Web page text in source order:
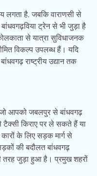
लगता है, जबकि वाराणसी से
ट्रेन से भी जुड़ा है
से यात्रा सुविधाजनक
विकल्प उपलब्ध हैं। यदि
राष्ट्रीय उद्यान तक
जो आपको जबलपुर से बांधवगढ़
टैक्सी किराए पर ले सकते हैं या
के लिए सड़क मार्ग से
की बदौलत बांधवगढ़
तरह जुड़ा हुआ है। प्रमुख शहरों